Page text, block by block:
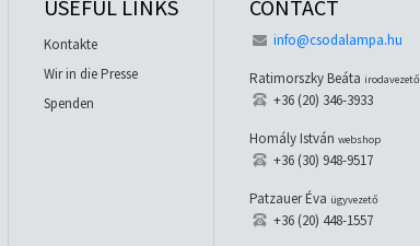
USEFUL LINKS
Kontakte
Wir in die Presse
Spenden
CONTACT
info@csodalampa.hu
Ratimorszky Beáta irodavezető
+36 (20) 346-3933
Homály Istvánwebshop
+36 (30) 948-9517
Patzauer Éva ügyvezető
+36 (20) 448-1557